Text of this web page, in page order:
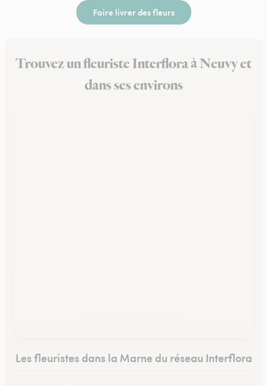
Faire livrer des fleurs
Trouvez un fleuriste Interflora à Neuvy et
dans ses environs
Les fleuristes dans la Marne du réseau Interflora